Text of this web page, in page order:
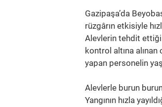
Gazipaşa’da
rüzgârın etkisiyle
Alevlerin tehdit
kontrol altına
yapan personelin
Alevlerle burun
Yangının hızla